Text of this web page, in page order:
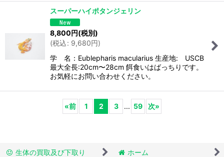
スーパーハイポタンジェリン
8,800円(税別)
(税込: 9,680円)
学 名：Eublepharis macularius 生産地: USCB
最大全長:20cm〜28cm 餌食いはばっちりです。
お気軽にお問い合わせください。
«前 1 2 3 ... 59 次»
生体の買取及び下取り ホーム